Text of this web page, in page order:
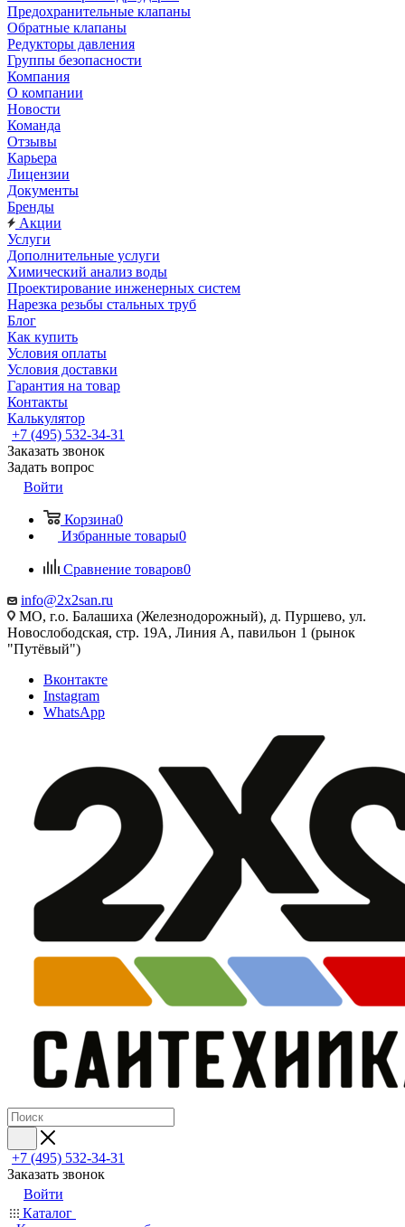
Предохранительные клапаны
Обратные клапаны
Редукторы давления
Группы безопасности
Компания
О компании
Новости
Команда
Отзывы
Карьера
Лицензии
Документы
Бренды
Акции
Услуги
Дополнительные услуги
Химический анализ воды
Проектирование инженерных систем
Нарезка резьбы стальных труб
Блог
Как купить
Условия оплаты
Условия доставки
Гарантия на товар
Контакты
Калькулятор
+7 (495) 532‑34‑31
Заказать звонок
Задать вопрос
Войти
Корзина0
Избранные товары0
Сравнение товаров0
info@2x2san.ru
МО, г.о. Балашиха (Железнодорожный), д. Пуршево, ул.
Новослободская, стр. 19А, Линия А, павильон 1 (рынок
"Путёвый")
Вконтакте
Instagram
WhatsApp
+7 (495) 532‑34‑31
Заказать звонок
Войти
Каталог